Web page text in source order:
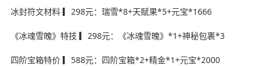
冰封符文材料 ▎298元：瑞雪*8+天赋果*5+元宝*1666
《冰魂雪魄》特技 ▎298元：《冰魂雪魄》*1+神秘包裹*3
四阶宝箱特价 ▎588元：四阶宝箱*2+精金*1+元宝*2000